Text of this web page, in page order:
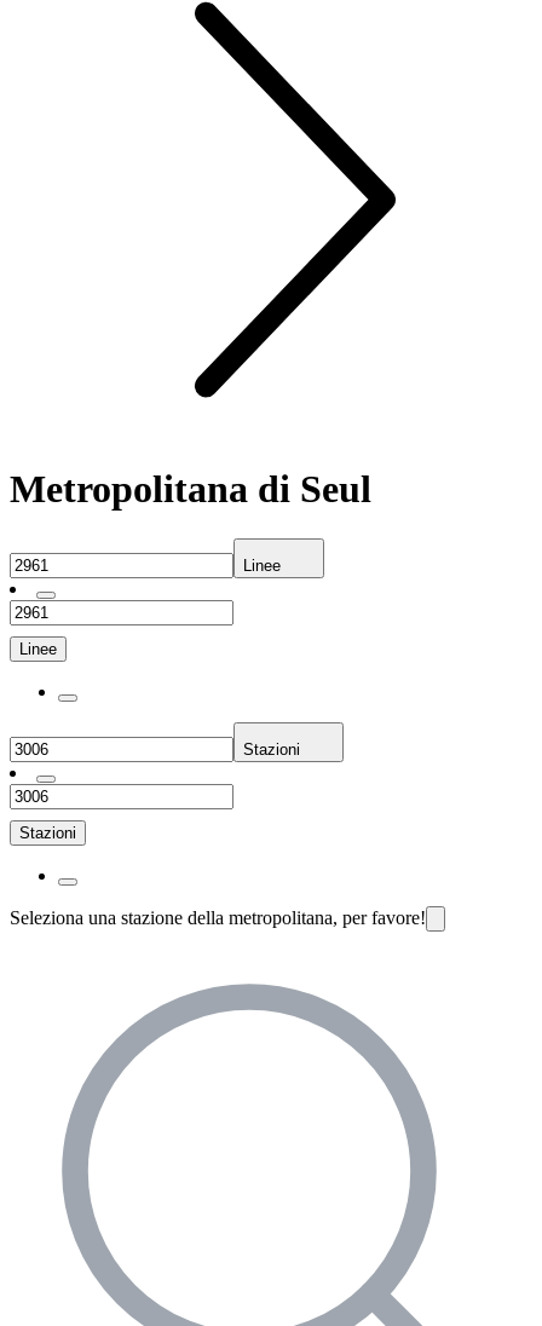
Metropolitana di Seul
Linee
Linee
Stazioni
Stazioni
Seleziona una stazione della metropolitana, per favore!